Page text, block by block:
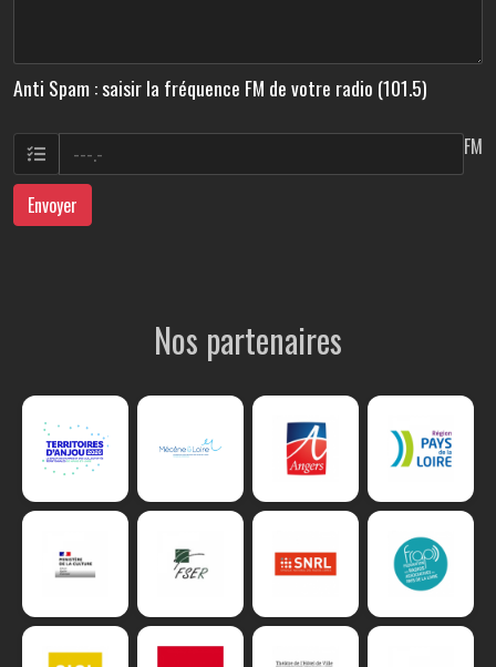
Anti Spam : saisir la fréquence FM de votre radio (101.5)
FM
Envoyer
Nos partenaires